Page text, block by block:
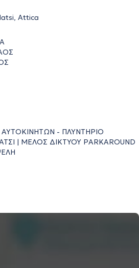
Attica
- ΠΛΥΝΤΗΡΙΟ
| ΜΕΛΟΣ ΔΙΚΤΥΟΥ PARKAROUND